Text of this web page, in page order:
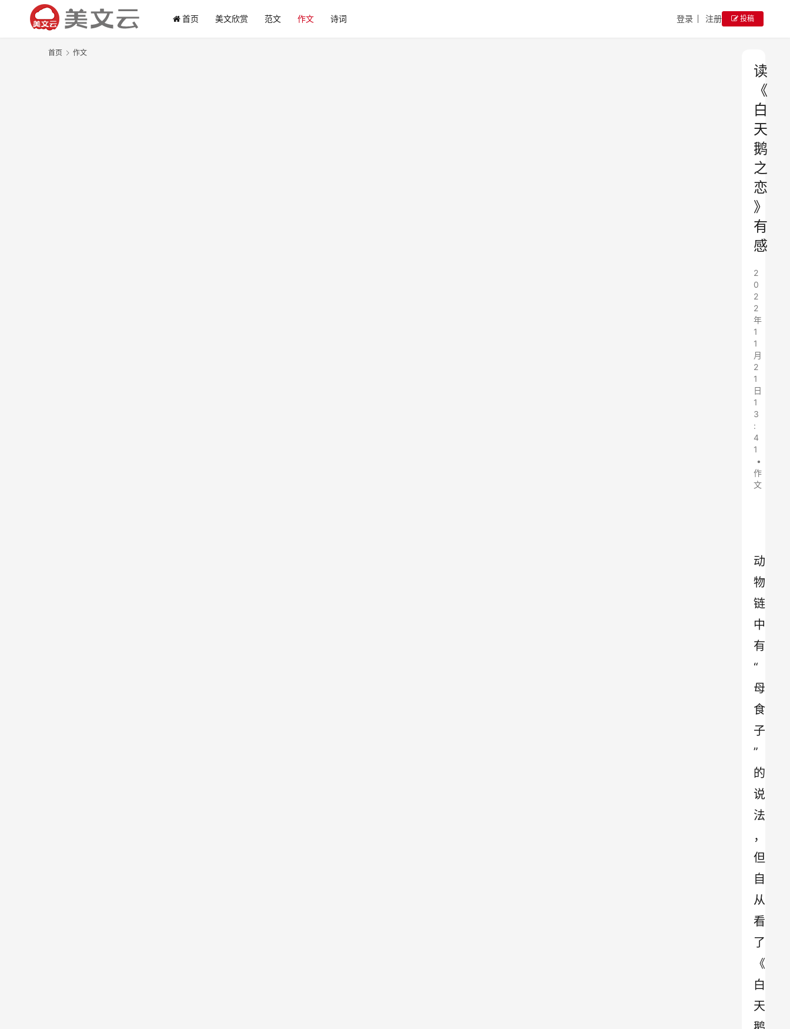
首页 美文欣赏 范文 作文 诗词 登录 注册 投稿
首页 作文
读
《
白
天
鹅
之
恋
》
有
感
2
0
2
2
年
1
1
月
2
1
日
1
3
:
4
1
•
作
文
动
物
链
中
有
“
母
食
子
”
的
说
法
，
但
自
从
看
了
《
白
天